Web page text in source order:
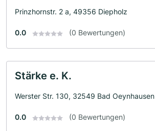
Prinzhornstr. 2 a, 49356 Diepholz
0.0 (0 Bewertungen)
Stärke e. K.
Werster Str. 130, 32549 Bad Oeynhausen
0.0 (0 Bewertungen)